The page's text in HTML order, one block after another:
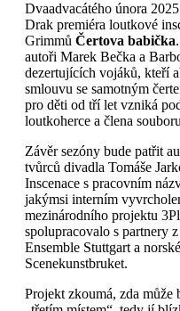
Dvaadvacátého února
Drak premiéra loutkové
Grimmů Čertova babička
autoři Marek Bečka a
dezertujících vojáků, kteří
smlouvu se samotným
pro děti od tří let vzniká
loutkoherce a člena
Závěr sezóny bude patřit
tvůrců divadla Tomáše
Inscenace s pracovním
jakýmsi interním
mezinárodního projektu
spolupracovalo s partnery
Ensemble Stuttgart a
Scenekunstbruket.
Projekt zkoumá, zda může